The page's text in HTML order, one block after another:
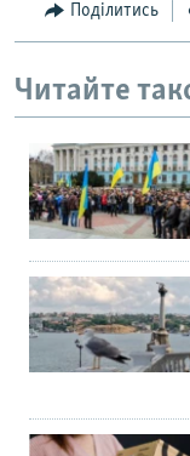
Поділитись
Читайте